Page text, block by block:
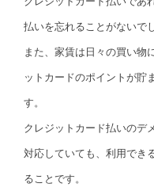
払いを忘れることがないで
また、家賃は日々の買い物
ットカードのポイントが貯
す。
クレジットカード払いのデ
対応していても、利用でき
ることです。